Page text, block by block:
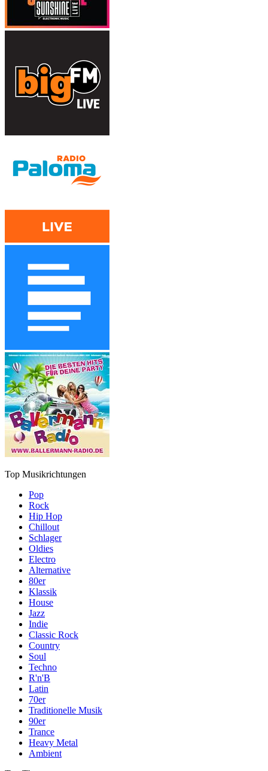
Top Musikrichtungen
Pop
Rock
Hip Hop
Chillout
Schlager
Oldies
Electro
Alternative
80er
Klassik
House
Jazz
Indie
Classic Rock
Country
Soul
Techno
R'n'B
Latin
70er
Traditionelle Musik
90er
Trance
Heavy Metal
Ambient